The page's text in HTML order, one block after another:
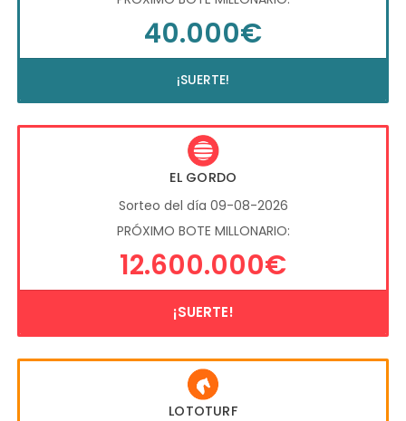
40.000€
¡SUERTE!
EL GORDO
Sorteo del día 09-08-2026
PRÓXIMO BOTE MILLONARIO:
12.600.000€
¡SUERTE!
LOTOTURF